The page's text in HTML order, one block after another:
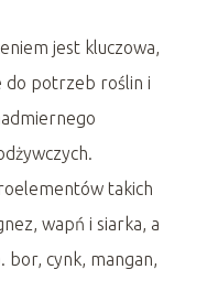
jest kluczowa,
do potrzeb roślin i
takich
wapń i siarka, a
cynk, mangan,